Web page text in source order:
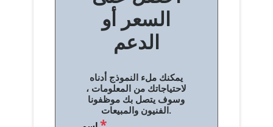
السعر أو
الدعم
يمكنك ملء النموذج أدناه
لاحتياجاتك من المعلومات ،
وسوف يتصل بك موظفونا
الفنيون والمبيعات.